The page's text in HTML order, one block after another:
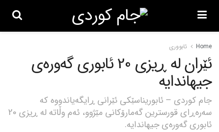
Home ئابووری
ئێران لە ڕیزی 20 ئابوری گەورەی
جیهاندایە
جام کوردی – ئابوریناسێکی ئێرانی ڕایگەیاندووە کە
سەرەڕای قورسترین گەمارۆکانی مێژوو، ئەم وڵاتە لە ڕیزی 20
ئابوری گەورەی جیهاندایە.